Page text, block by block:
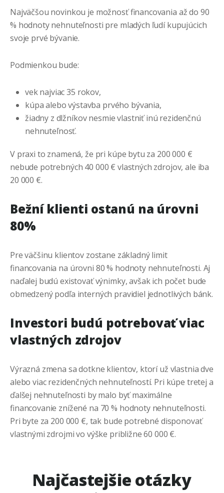
Najväčšou novinkou je možnosť financovania až do 90
% hodnoty nehnuteľnosti pre mladých ľudí kupujúcich
svoje prvé bývanie.
Podmienkou bude:
vek najviac 35 rokov,
kúpa alebo výstavba prvého bývania,
žiadny z dlžníkov nesmie vlastniť inú rezidenčnú
nehnuteľnosť.
V praxi to znamená, že pri kúpe bytu za 200 000 €
nebude potrebných 40 000 € vlastných zdrojov, ale iba
20 000 €.
Bežní klienti ostanú na úrovni
80%
Pre väčšinu klientov zostane základný limit
financovania na úrovni 80 % hodnoty nehnuteľnosti. Aj
naďalej budú existovať výnimky, avšak ich počet bude
obmedzený podľa interných pravidiel jednotlivých bánk.
Investori budú potrebovať viac
vlastných zdrojov
Výrazná zmena sa dotkne klientov, ktorí už vlastnia dve
alebo viac rezidenčných nehnuteľností. Pri kúpe tretej a
ďalšej nehnuteľnosti by malo byť maximálne
financovanie znížené na 70 % hodnoty nehnuteľnosti.
Pri byte za 200 000 €, tak bude potrebné disponovať
vlastnými zdrojmi vo výške približne 60 000 €.
Najčastejšie otázky